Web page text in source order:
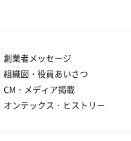
創業者メッセージ
組織図・役員あいさつ
CM・メディア掲載
オンテックス・ヒストリー